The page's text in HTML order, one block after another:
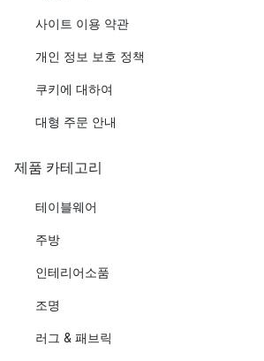
사이트 이용 약관
개인 정보 보호 정책
쿠키에 대하여
대형 주문 안내
제품 카테고리
테이블웨어
주방
인테리어소품
조명
러그 & 패브릭